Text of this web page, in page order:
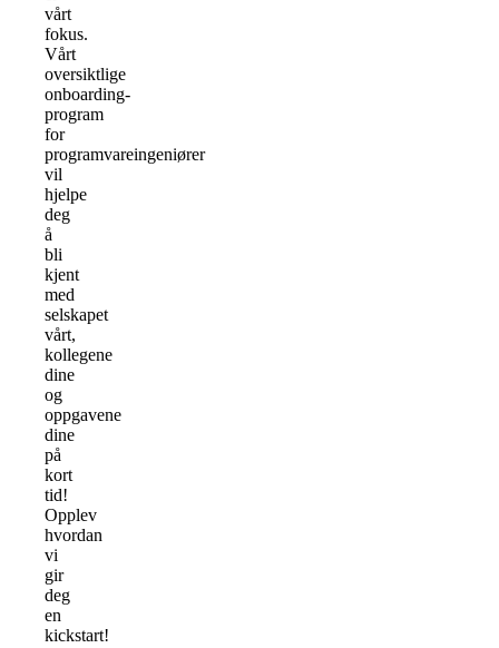
vårt
fokus.
Vårt
oversiktlige
onboarding-
program
for
programvareingeniører
vil
hjelpe
deg
å
bli
kjent
med
selskapet
vårt,
kollegene
dine
og
oppgavene
dine
på
kort
tid!
Opplev
hvordan
vi
gir
deg
en
kickstart!